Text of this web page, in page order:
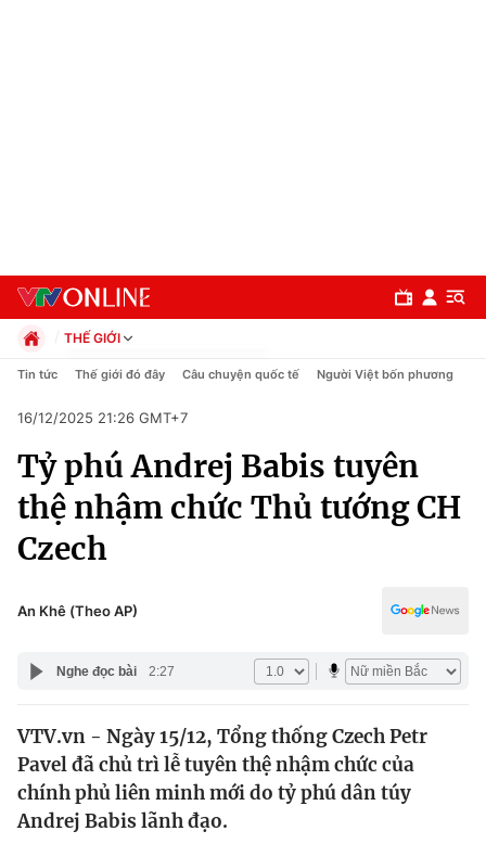
Chuyên mục
Chính trị
Xã hội
Pháp luật
Y tế
Thế giới
Tin tức
Thế giới đó đây
Kinh tế
THẾ GIỚI
Chính trị
Pháp luật
Kinh tế
Thể thao
Truyền hình
Văn hóa - Giải trí
Công nghệ
Tin tức Thế giới đó đây Câu chuyện quốc tế Người Việt bốn phương
16/12/2025 21:26 GMT+7
Tỷ phú Andrej Babis tuyên
thệ nhậm chức Thủ tướng CH
Czech
An Khê (Theo AP)
Nghe đọc bài 2:27
VTV.vn - Ngày 15/12, Tổng thống Czech Petr
Pavel đã chủ trì lễ tuyên thệ nhậm chức của
chính phủ liên minh mới do tỷ phú dân túy
Andrej Babis lãnh đạo.